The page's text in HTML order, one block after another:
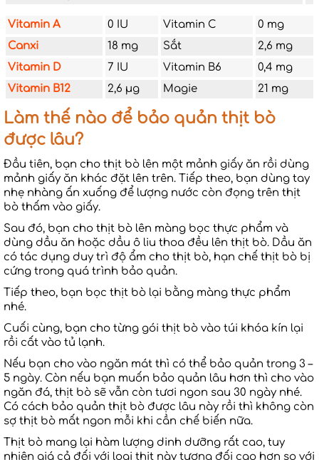
Vitamin A 0 IU Vitamin C
0 mg
Canxi
18 mg Sắt
2,6 mg
Vitamin D
7 IU Vitamin B6
0,4 mg
Vitamin B12
2,6 µg Magie 21 mg
Làm thế nào để bảo quản thịt bò
được lâu?
Đầu tiên, bạn cho thịt bò lên một mảnh giấy ăn rồi dùng
mảnh giấy ăn khác đặt lên trên. Tiếp theo, bạn dùng tay
nhẹ nhàng ấn xuống để lượng nước còn đọng trên thịt
bò thấm vào giấy.
Sau đó, bạn cho thịt bò lên màng bọc thực phẩm và
dùng dầu ăn hoặc dầu ô liu thoa đều lên thịt bò. Dầu ăn
có tác dụng duy trì độ ẩm cho thịt bò, hạn chế thịt bò bị
cứng trong quá trình bảo quản.
Tiếp theo, bạn bọc thịt bò lại bằng màng thực phẩm
nhé.
Cuối cùng, bạn cho từng gói thịt bò vào túi khóa kín lại
rồi cất vào tủ lạnh.
Nếu bạn cho vào ngăn mát thì có thể bảo quản trong 3 –
5 ngày. Còn nếu bạn muốn bảo quản lâu hơn thì cho vào
ngăn đá, thịt bò sẽ vẫn còn tươi ngon sau 30 ngày nhé.
Có cách bảo quản thịt bò được lâu này rồi thì không còn
sợ thịt bò mất ngon mỗi khi cần chế biến nữa.
Thịt bò mang lại hàm lượng dinh dưỡng rất cao, tuy
nhiên giá cả đối với loại thịt này tương đối cao hơn so với